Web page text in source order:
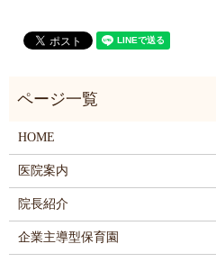
HOME
医院案内
院長紹介
企業主導型保育園